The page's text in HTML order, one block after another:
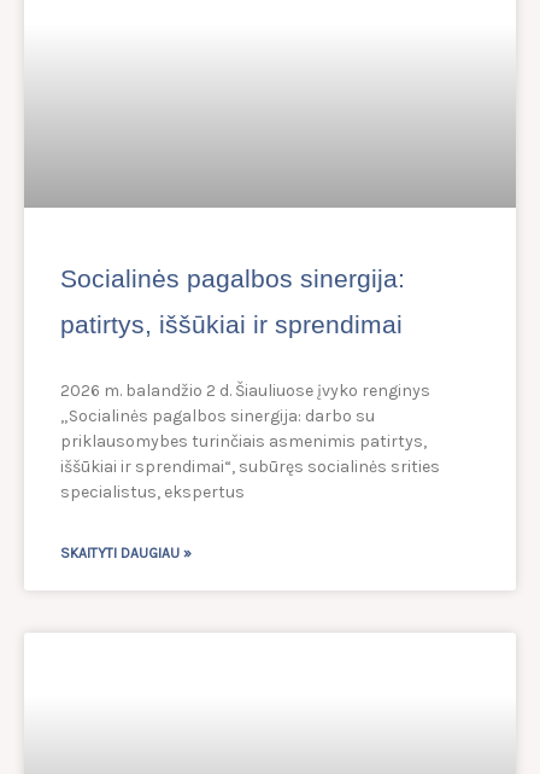
Socialinės pagalbos sinergija:
patirtys, iššūkiai ir sprendimai
2026 m. balandžio 2 d. Šiauliuose įvyko renginys
„Socialinės pagalbos sinergija: darbo su
priklausomybes turinčiais asmenimis patirtys,
iššūkiai ir sprendimai“, subūręs socialinės srities
specialistus, ekspertus
SKAITYTI DAUGIAU »